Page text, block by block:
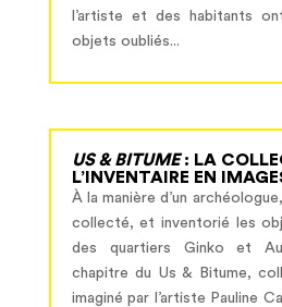
l’artiste et des habitants
objets oubliés...
US & BITUME: LA
L’INVENTAIRE EN
À la manière d’un
collecté, et inventorié les
des quartiers Ginko et
chapitre du Us & Bitume,
imaginé par l’artiste Pauline